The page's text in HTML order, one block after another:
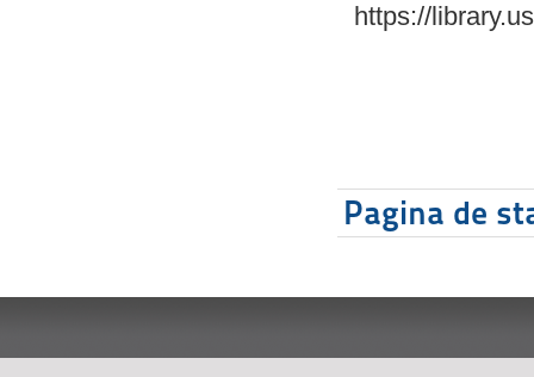
https://
Pagina de